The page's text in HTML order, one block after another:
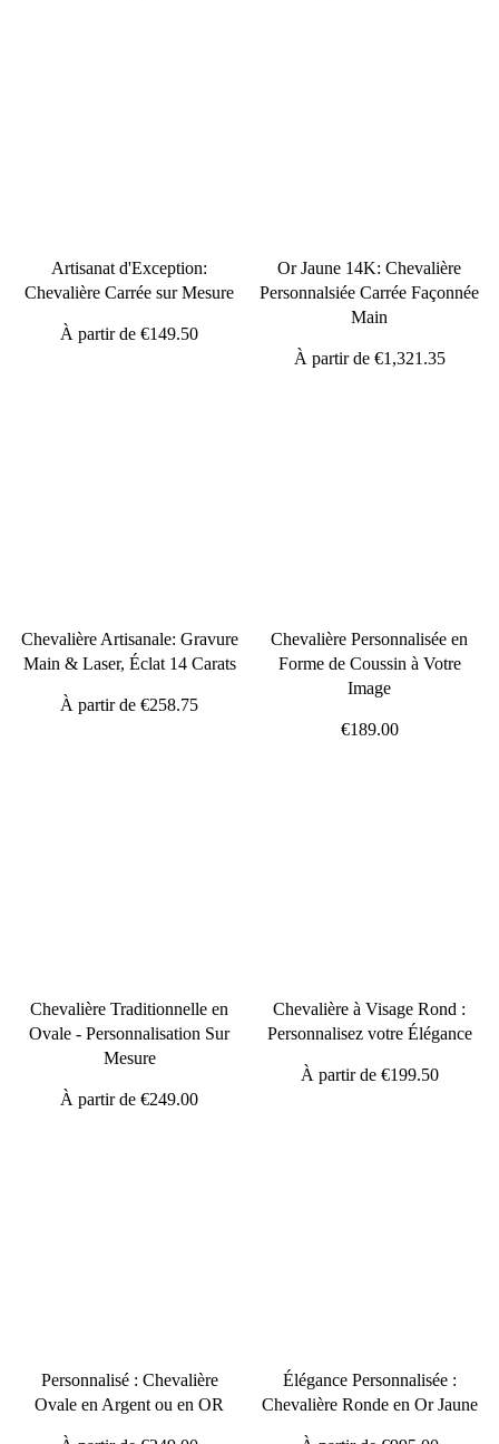
Artisanat d'Exception:
Chevalière Carrée sur Mesure
À partir de€149.50
Or Jaune 14K: Chevalière
Personnalsiée Carrée Façonnée
Main
À partir de €1,321.35
Chevalière Artisanale: Gravure
Main & Laser, Éclat 14 Carats
À partir de€258.75
Chevalière Personnalisée en
Forme de Coussin à Votre
Image
€189.00
Chevalière Traditionnelle en
Ovale - Personnalisation Sur
Mesure
À partir de€249.00
Chevalière à Visage Rond :
Personnalisez votre Élégance
À partir de €199.50
Personnalisé : Chevalière
Ovale en Argent ou en OR
Élégance Personnalisée :
Chevalière Ronde en Or Jaune